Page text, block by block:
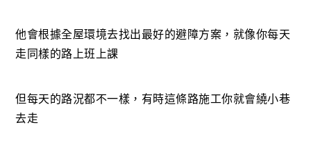
他會根據全屋環境去找出最好的避障方案，就像你每天
走同樣的路上班上課
但每天的路況都不一樣，有時這條路施工你就會繞小巷
去走